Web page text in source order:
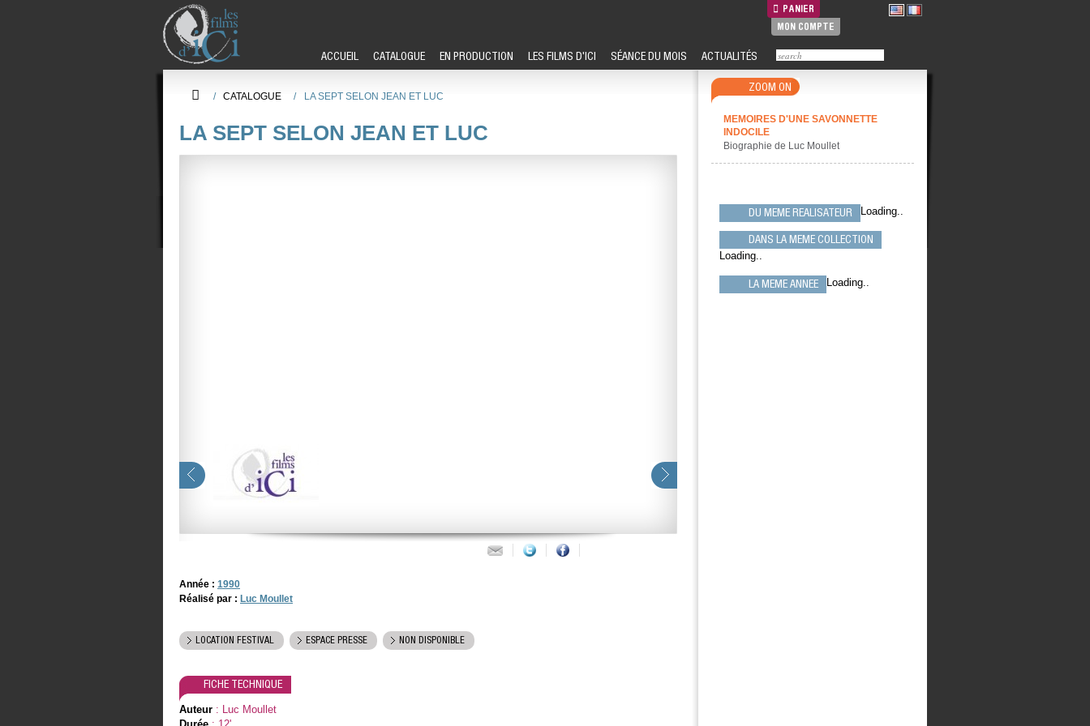
PANIER
MON COMPTE
ACCUEIL CATALOGUE EN PRODUCTION LES FILMS D'ICI SÉANCE DU MOIS ACTUALITÉS
/ CATALOGUE / LA SEPT SELON JEAN ET LUC
LA SEPT SELON JEAN ET LUC
Année : 1990
Réalisé par : Luc Moullet
LOCATION FESTIVAL ESPACE PRESSE NON DISPONIBLE
FICHE TECHNIQUE
Auteur : Luc Moullet
ZOOM ON
MEMOIRES D'UNE SAVONNETTE
INDOCILE
Biographie de Luc Moullet
DU MEME REALISATEUR Loading..
DANS LA MEME COLLECTION
Loading..
LA MEME ANNEE Loading..